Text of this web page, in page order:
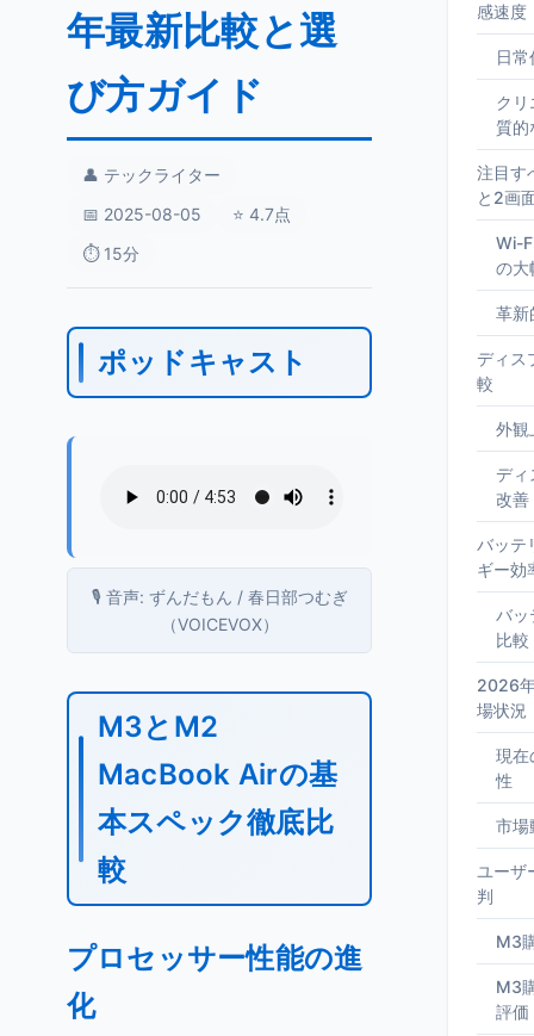
年最新比較と選
び方ガイド
👤 テックライター
📅 2025-08-05
⭐ 4.7点
⏱️ 15分
ポッドキャスト
🎙️ 音声: ずんだもん / 春日部つむぎ
（VOICEVOX）
M3とM2
MacBook Airの基
本スペック徹底比
較
プロセッサー性能の進
化
感速度
日
クリ
質的
注目す
と2画
Wi-
の大
革新
ディス
較
外観
ディ
改善
バッテ
ギー効
バッ
比較
2026
場状況
現在
性
市場
ユーザ
判
M3
M3
評価